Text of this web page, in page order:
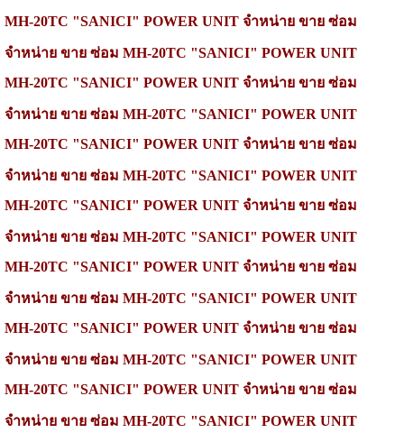
MH-20TC "SANICI" POWER UNIT จำหน่าย ขาย ซ่อม
จำหน่าย ขาย ซ่อม MH-20TC "SANICI" POWER UNIT
MH-20TC "SANICI" POWER UNIT จำหน่าย ขาย ซ่อม
จำหน่าย ขาย ซ่อม MH-20TC "SANICI" POWER UNIT
MH-20TC "SANICI" POWER UNIT จำหน่าย ขาย ซ่อม
จำหน่าย ขาย ซ่อม MH-20TC "SANICI" POWER UNIT
MH-20TC "SANICI" POWER UNIT จำหน่าย ขาย ซ่อม
จำหน่าย ขาย ซ่อม MH-20TC "SANICI" POWER UNIT
MH-20TC "SANICI" POWER UNIT จำหน่าย ขาย ซ่อม
จำหน่าย ขาย ซ่อม MH-20TC "SANICI" POWER UNIT
MH-20TC "SANICI" POWER UNIT จำหน่าย ขาย ซ่อม
จำหน่าย ขาย ซ่อม MH-20TC "SANICI" POWER UNIT
MH-20TC "SANICI" POWER UNIT จำหน่าย ขาย ซ่อม
จำหน่าย ขาย ซ่อม MH-20TC "SANICI" POWER UNIT